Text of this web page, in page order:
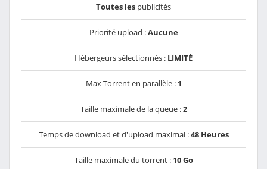
Toutes les publicités
Priorité upload :Aucune
Hébergeurs sélectionnés : LIMITÉ
Max Torrent en parallèle : 1
Taille maximale de la queue :2
Temps de download et d'upload maximal :48 Heures
Taille maximale du torrent : 10 Go